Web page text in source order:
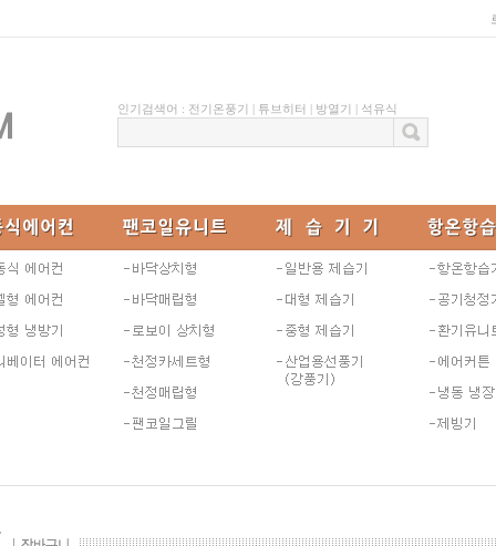
인기검색어 : 전기온풍기 | 튜브히터 | 방열기 | 석유식